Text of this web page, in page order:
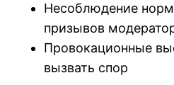
Несоблюдение норм
призывов
Провокационные
вызвать спор